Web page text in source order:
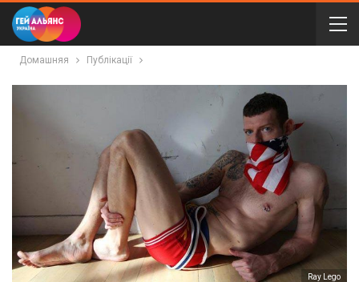
Домашняя Публікації
Ray Lego